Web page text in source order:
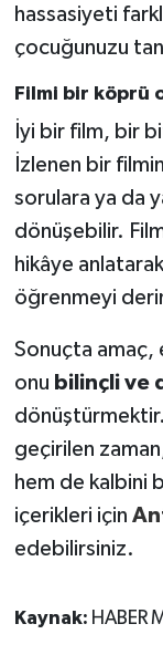
hassasiyeti
çocuğunuzu
Filmi bir köprü
İyi bir film, bir
İzlenen bir
sorulara ya da
dönüşebilir.
hikâye
öğrenmeyi
Sonuçta amaç,
onu bilinçli ve
geçirilen
hem de kalbini
içerikleri için
edebilirsiniz.
Kaynak: HABER